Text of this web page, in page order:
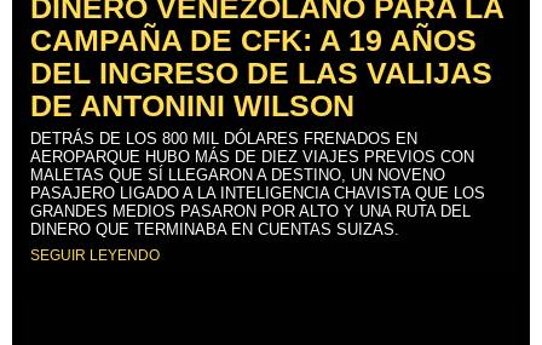
DINERO VENEZOLANO PARA LA
CAMPAÑA DE CFK: A 19 AÑOS
DEL INGRESO DE LAS VALIJAS
DE ANTONINI WILSON
DETRÁS DE LOS 800 MIL DÓLARES FRENADOS EN
AEROPARQUE HUBO MÁS DE DIEZ VIAJES PREVIOS CON
MALETAS QUE SÍ LLEGARON A DESTINO, UN NOVENO
PASAJERO LIGADO A LA INTELIGENCIA CHAVISTA QUE LOS
GRANDES MEDIOS PASARON POR ALTO Y UNA RUTA DEL
DINERO QUE TERMINABA EN CUENTAS SUIZAS.
SEGUIR LEYENDO